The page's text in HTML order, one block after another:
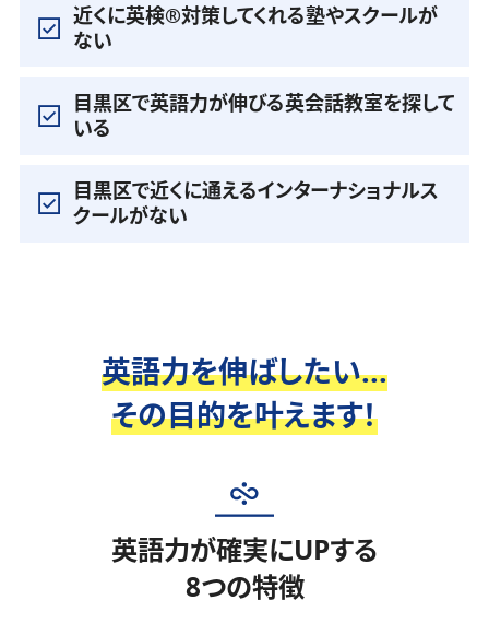
近くに英検®️対策してくれる塾やスクールが
ない
目黒区で英語力が伸びる英会話教室を探して
いる
目黒区で近くに通えるインターナショナルス
クールがない
英語力を伸ばしたい...
その目的を叶えます！
英語力が確実にUPする
8つの特徴